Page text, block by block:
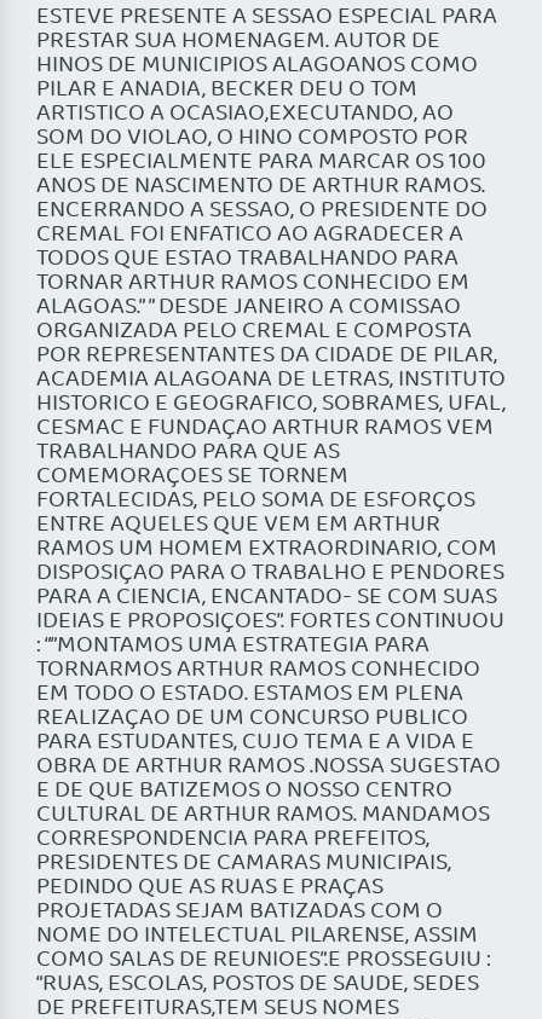
ESTEVE PRESENTE A SESSAO ESPECIAL PARA
PRESTAR SUA HOMENAGEM. AUTOR DE
HINOS DE MUNICIPIOS ALAGOANOS COMO
PILAR E ANADIA, BECKER DEU O TOM
ARTISTICO A OCASIAO,EXECUTANDO, AO
SOM DO VIOLAO, O HINO COMPOSTO POR
ELE ESPECIALMENTE PARA MARCAR OS 100
ANOS DE NASCIMENTO DE ARTHUR RAMOS.
ENCERRANDO A SESSAO, O PRESIDENTE DO
CREMAL FOI ENFATICO AO AGRADECER A
TODOS QUE ESTAO TRABALHANDO PARA
TORNAR ARTHUR RAMOS CONHECIDO EM
ALAGOAS.” ” DESDE JANEIRO A COMISSAO
ORGANIZADA PELO CREMAL E COMPOSTA
POR REPRESENTANTES DA CIDADE DE PILAR,
ACADEMIA ALAGOANA DE LETRAS, INSTITUTO
HISTORICO E GEOGRAFICO, SOBRAMES, UFAL,
CESMAC E FUNDAÇAO ARTHUR RAMOS VEM
TRABALHANDO PARA QUE AS
COMEMORAÇOES SE TORNEM
FORTALECIDAS, PELO SOMA DE ESFORÇOS
ENTRE AQUELES QUE VEM EM ARTHUR
RAMOS UM HOMEM EXTRAORDINARIO, COM
DISPOSIÇAO PARA O TRABALHO E PENDORES
PARA A CIENCIA, ENCANTADO- SE COM SUAS
IDEIAS E PROPOSIÇOES”. FORTES CONTINUOU
: “”MONTAMOS UMA ESTRATEGIA PARA
TORNARMOS ARTHUR RAMOS CONHECIDO
EM TODO O ESTADO. ESTAMOS EM PLENA
REALIZAÇAO DE UM CONCURSO PUBLICO
PARA ESTUDANTES, CUJO TEMA E A VIDA E
OBRA DE ARTHUR RAMOS .NOSSA SUGESTAO
E DE QUE BATIZEMOS O NOSSO CENTRO
CULTURAL DE ARTHUR RAMOS. MANDAMOS
CORRESPONDENCIA PARA PREFEITOS,
PRESIDENTES DE CAMARAS MUNICIPAIS,
PEDINDO QUE AS RUAS E PRAÇAS
PROJETADAS SEJAM BATIZADAS COM O
NOME DO INTELECTUAL PILARENSE, ASSIM
COMO SALAS DE REUNIOES”.E PROSSEGUIU :
“RUAS, ESCOLAS, POSTOS DE SAUDE, SEDES
DE PREFEITURAS,TEM SEUS NOMES